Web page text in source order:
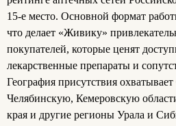
15-е место. Основной формат
что делает «Живику»
покупателей, которые ценят
лекарственные препараты и
География присутствия
Челябинскую, Кемеровскую
края и другие регионы Урала и